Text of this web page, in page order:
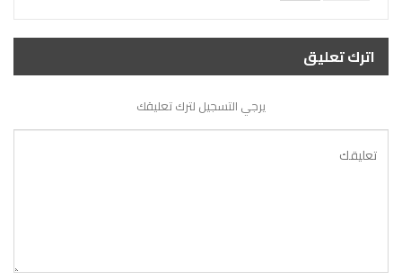
اترك تعليق
يرجي التسجيل لترك تعليقك